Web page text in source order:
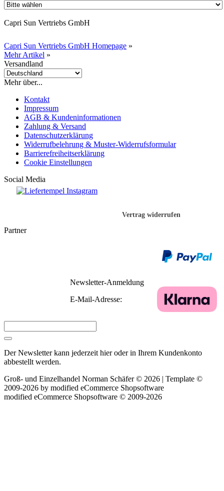
Capri Sun Vertriebs GmbH
Capri Sun Vertriebs GmbH Homepage »
Mehr Artikel »
Versandland
Mehr über...
Kontakt
Impressum
AGB & Kundeninformationen
Zahlung & Versand
Datenschutzerklärung
Widerrufbelehrung & Muster-Widerrufsformular
Barrierefreiheitserklärung
Cookie Einstellungen
Social Media
Vertrag widerrufen
Partner
Newsletter-Anmeldung
E-Mail-Adresse:
Der Newsletter kann jederzeit hier oder in Ihrem Kundenkonto
abbestellt werden.
Groß- und Einzelhandel Norman Schäfer © 2026 | Template ©
2009-2026 by modified eCommerce Shopsoftware
modified eCommerce Shopsoftware © 2009-2026